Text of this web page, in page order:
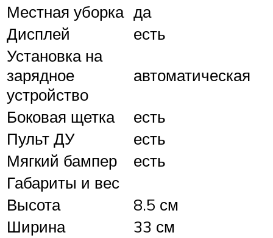
Местная уборка да
Дисплей
есть
Установка на
зарядное
устройство
автоматическая
Боковая щетка
есть
Пульт ДУ
есть
Мягкий бампер
есть
Габариты и вес
Высота
8.5 см
Ширина
33 см